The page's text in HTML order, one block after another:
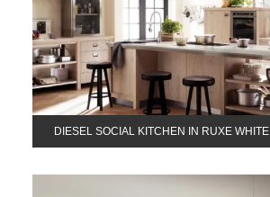
DIESEL SOCIAL KITCHEN IN RUXE WHITE